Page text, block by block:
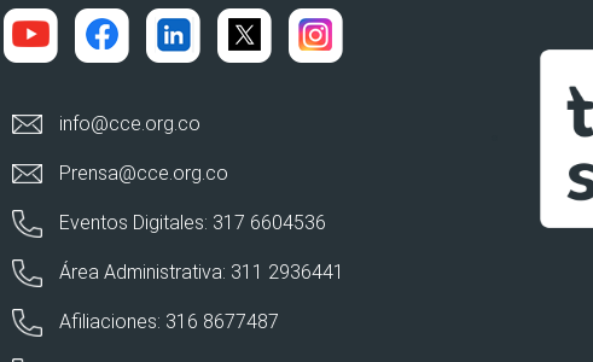
info@cce.org.co
Prensa@cce.org.co
Eventos Digitales: 317 6604536
Área Administrativa: 311 2936441
Afiliaciones: 316 8677487